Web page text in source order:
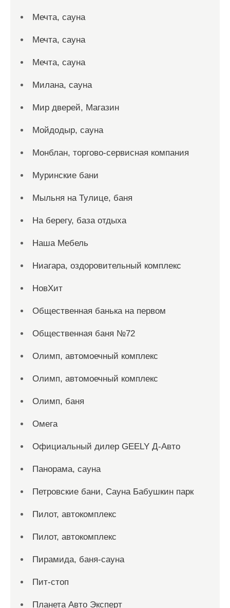
Мечта, сауна
Мечта, сауна
Мечта, сауна
Милана, сауна
Мир дверей, Магазин
Мойдодыр, сауна
Монблан, торгово-сервисная компания
Муринские бани
Мыльня на Тулице, баня
На берегу, база отдыха
Наша Мебель
Ниагара, оздоровительный комплекс
НовХит
Общественная банька на первом
Общественная баня №72
Олимп, автомоечный комплекс
Олимп, автомоечный комплекс
Олимп, баня
Омега
Официальный дилер GEELY Д-Авто
Панорама, сауна
Петровские бани, Сауна Бабушкин парк
Пилот, автокомплекс
Пилот, автокомплекс
Пирамида, баня-сауна
Пит-стоп
Планета Авто Эксперт